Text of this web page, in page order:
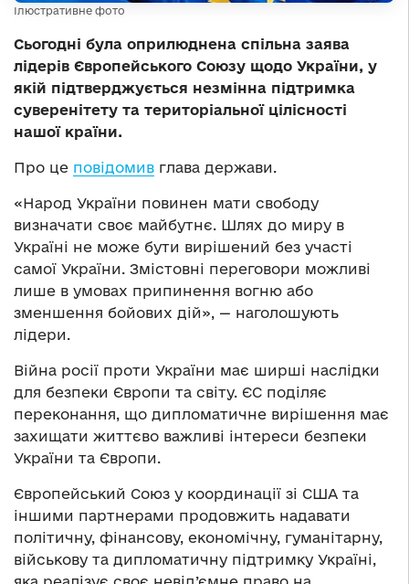
Ілюстративне фото
Сьогодні була оприлюднена спільна заява
лідерів Європейського Союзу щодо України, у
якій підтверджується незмінна підтримка
суверенітету та територіальної цілісності
нашої країни.
Про це повідомив глава держави.
«Народ України повинен мати свободу
визначати своє майбутнє. Шлях до миру в
Україні не може бути вирішений без участі
самої України. Змістовні переговори можливі
лише в умовах припинення вогню або
зменшення бойових дій», — наголошують
лідери.
Війна росії проти України має ширші наслідки
для безпеки Європи та світу. ЄС поділяє
переконання, що дипломатичне вирішення має
захищати життєво важливі інтереси безпеки
України та Європи.
Європейський Союз у координації зі США та
іншими партнерами продовжить надавати
політичну, фінансову, економічну, гуманітарну,
військову та дипломатичну підтримку Україні,